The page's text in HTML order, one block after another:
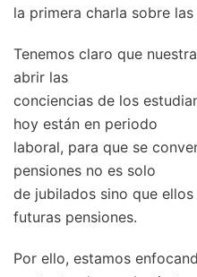
la primera charla sobre las
Tenemos claro que
abrir las
conciencias de los
hoy están en periodo
laboral, para que se
pensiones no es solo
de jubilados sino que
futuras pensiones.
Por ello, estamos